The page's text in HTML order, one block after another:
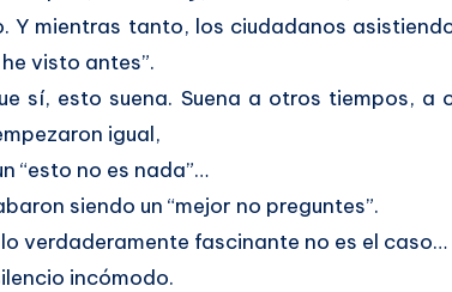
Y mientras tanto, los ciudadanos
visto antes”.
sí, esto suena. Suena a otros tiempos,
igual,
“esto no es nada”…
siendo un “mejor no preguntes”.
verdaderamente fascinante no es el caso…
incómodo.